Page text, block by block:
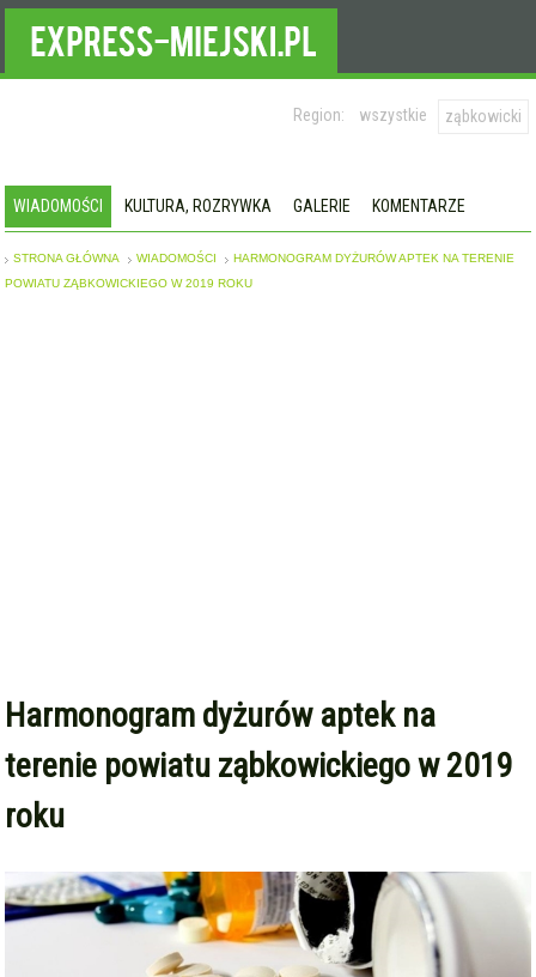
Region: wszystkie ząbkowicki
WIADOMOŚCI KULTURA, ROZRYWKA GALERIE KOMENTARZE
STRONA GŁÓWNA WIADOMOŚCI
HARMONOGRAM DYŻURÓW APTEK NA TERENIE
POWIATU ZĄBKOWICKIEGO W 2019 ROKU
Harmonogram dyżurów aptek na
terenie powiatu ząbkowickiego w 2019
roku